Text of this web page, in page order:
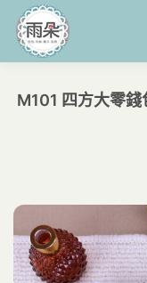
M101 四方大零錢